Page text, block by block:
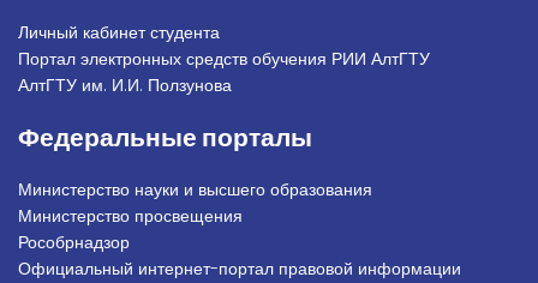
Личный кабинет студента
Портал электронных средств обучения РИИ АлтГТУ
АлтГТУ им. И.И. Ползунова
Федеральные порталы
Министерство науки и высшего образования
Министерство просвещения
Рособрнадзор
Официальный интернет-портал правовой информации